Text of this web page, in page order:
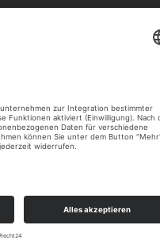
mit uns abgestimmt wurde.
gebracht,